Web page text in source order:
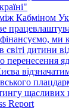
Кабміном
фінансуємо, ми
дитини
перенесення
щасливих
Report